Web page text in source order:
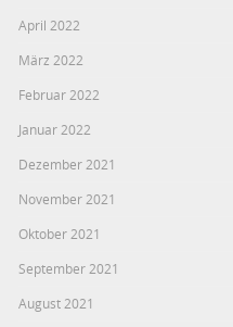
April 2022
März 2022
Februar 2022
Januar 2022
Dezember 2021
November 2021
Oktober 2021
September 2021
August 2021